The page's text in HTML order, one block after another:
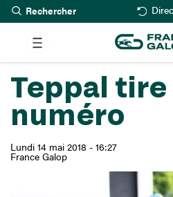
au
Rechercher
Teppal tire
numéro
Lundi 14 mai 2018 - 16:27
France Galop